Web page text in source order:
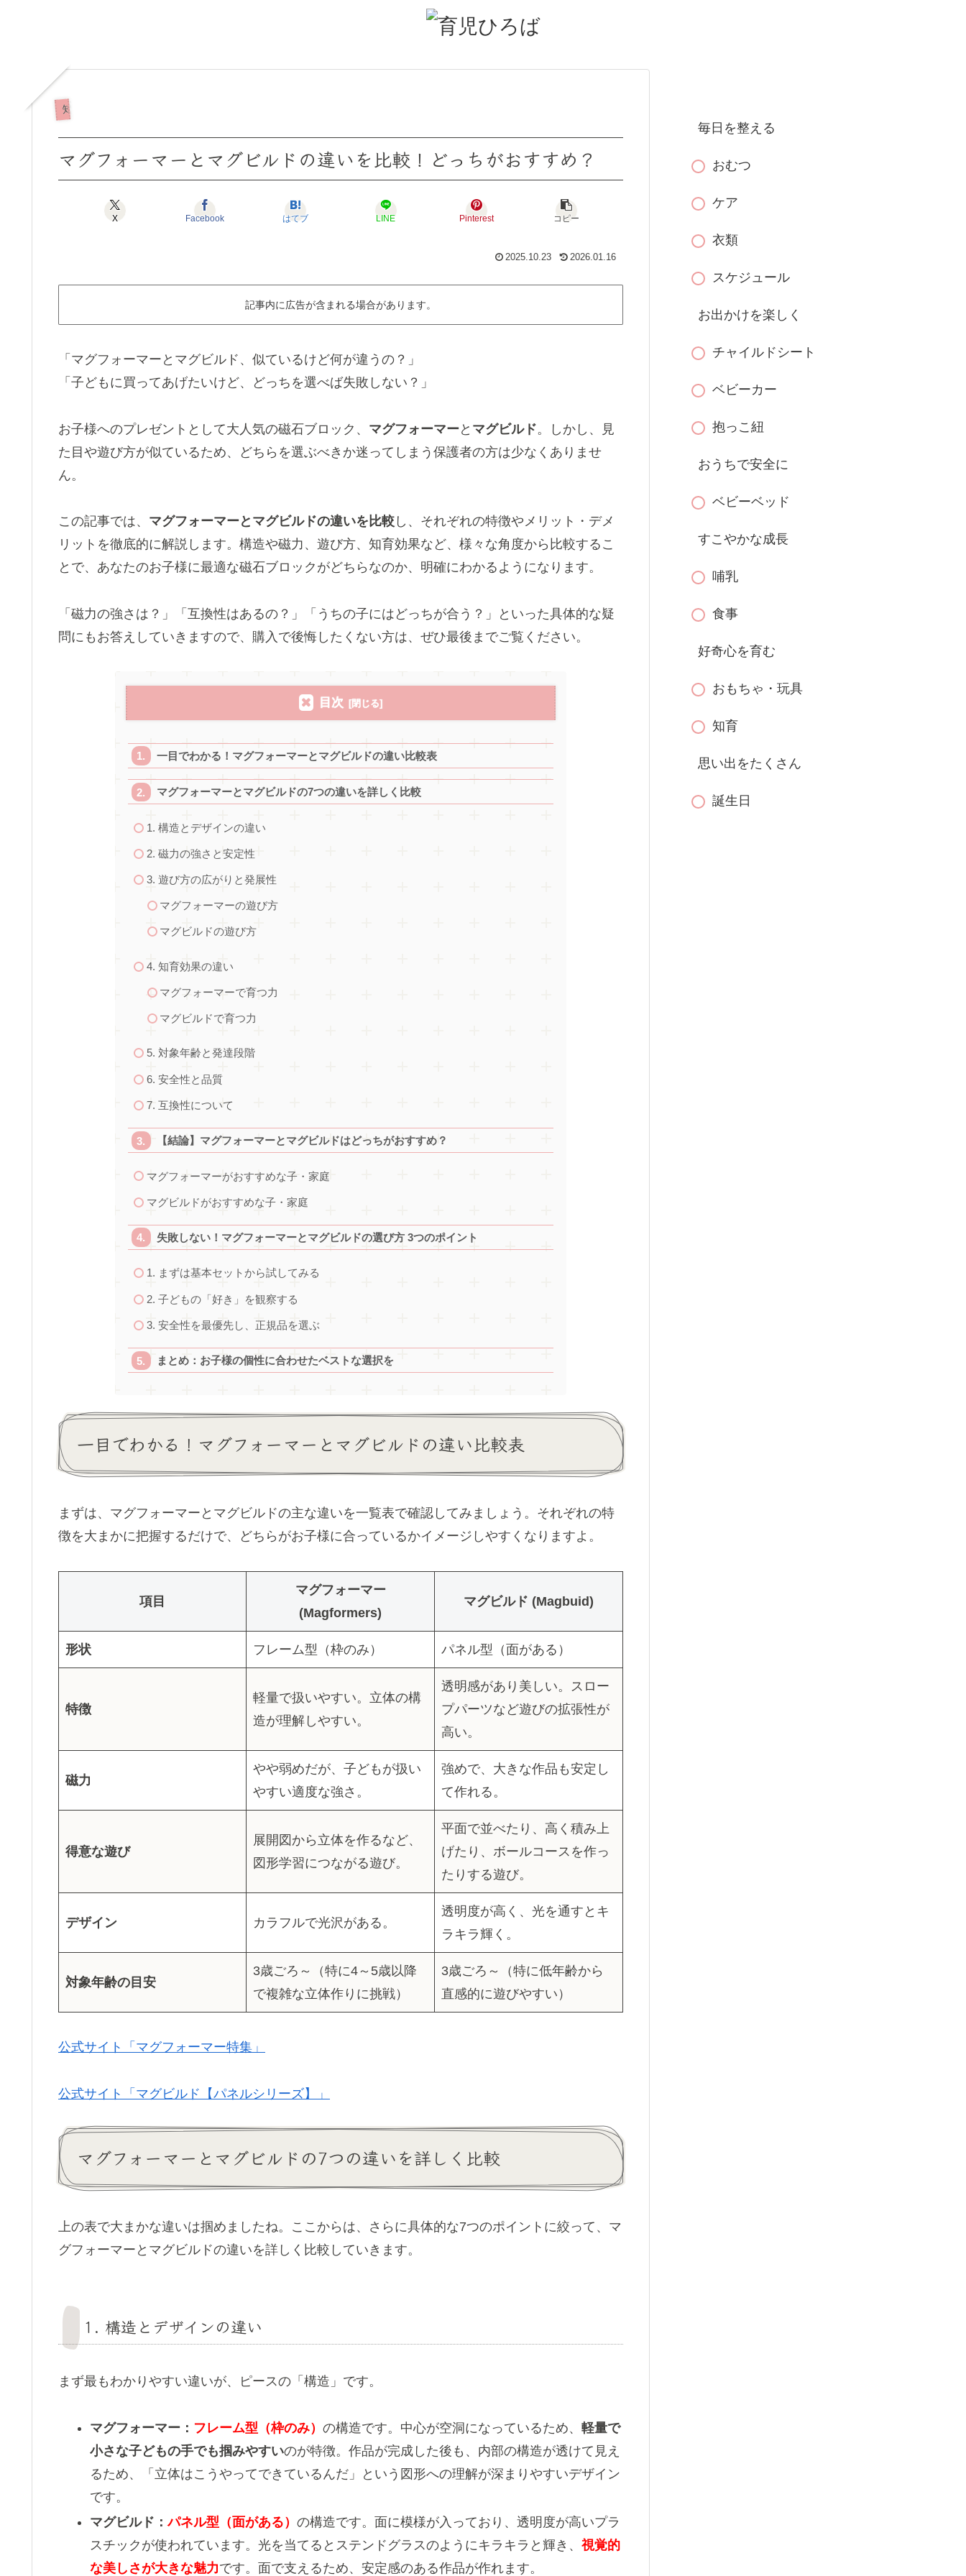
マグフォーマーとマグビルドの違いを比較！どっちがおすすめ？
知育
X Facebook はてブ LINE Pinterest コピー
2025.10.23 2026.01.16
記事内に広告が含まれる場合があります。
「マグフォーマーとマグビルド、似ているけど何が違うの？」
「子どもに買ってあげたいけど、どっちを選べば失敗しない？」
お子様へのプレゼントとして大人気の磁石ブロック、 マグフォーマーと マグビルド。しかし、見
た目や遊び方が似ているため、どちらを選ぶべきか迷ってしまう保護者の方は少なくありませ
ん。
この記事では、 マグフォーマーとマグビルドの違いを比較 し、それぞれの特徴やメリット・デメ
リットを徹底的に解説します。構造や磁力、遊び方、知育効果など、様々な角度から比較するこ
とで、あなたのお子様に最適な磁石ブロックがどちらなのか、明確にわかるようになります。
「磁力の強さは？」「互換性はあるの？」「うちの子にはどっちが合う？」といった具体的な疑
問にもお答えしていきますので、購入で後悔したくない方は、ぜひ最後までご覧ください。
目次
一目でわかる！マグフォーマーとマグビルドの違い比較表
マグフォーマーとマグビルドの7つの違いを詳しく比較
1. 構造とデザインの違い
2. 磁力の強さと安定性
3. 遊び方の広がりと発展性
マグフォーマーの遊び方
マグビルドの遊び方
4. 知育効果の違い
マグフォーマーで育つ力
マグビルドで育つ力
5. 対象年齢と発達段階
6. 安全性と品質
7. 互換性について
【結論】マグフォーマーとマグビルドはどっちがおすすめ？
マグフォーマーがおすすめな子・家庭
マグビルドがおすすめな子・家庭
失敗しない！マグフォーマーとマグビルドの選び方 3つのポイント
1. まずは基本セットから試してみる
2. 子どもの「好き」を観察する
3. 安全性を最優先し、正規品を選ぶ
まとめ：お子様の個性に合わせたベストな選択を
一目でわかる！マグフォーマーとマグビルドの違い比較表
まずは、マグフォーマーとマグビルドの主な違いを一覧表で確認してみましょう。それぞれの特
徴を大まかに把握するだけで、どちらがお子様に合っているかイメージしやすくなりますよ。
項目
マグフォーマー
(Magformers)
マグビルド (Magbuid)
形状 フレーム型（枠のみ） パネル型（面がある）
特徴
軽量で扱いやすい。立体の構
造が理解しやすい。
透明感があり美しい。スロー
プパーツなど遊びの拡張性が
高い。
磁力
やや弱めだが、子どもが扱い
やすい適度な強さ。
強めで、大きな作品も安定し
て作れる。
得意な遊び
展開図から立体を作るなど、
図形学習につながる遊び。
平面で並べたり、高く積み上
げたり、ボールコースを作っ
たりする遊び。
デザイン カラフルで光沢がある。
透明度が高く、光を通すとキ
ラキラ輝く。
対象年齢の目安
3歳ごろ～（特に4～5歳以降
で複雑な立体作りに挑戦）
3歳ごろ～（特に低年齢から
直感的に遊びやすい）
公式サイト「マグフォーマー特集」
公式サイト「マグビルド【パネルシリーズ】」
マグフォーマーとマグビルドの7つの違いを詳しく比較
上の表で大まかな違いは掴めましたね。ここからは、さらに具体的な7つのポイントに絞って、マ
グフォーマーとマグビルドの違いを詳しく比較していきます。
1. 構造とデザインの違い
まず最もわかりやすい違いが、ピースの「構造」です。
マグフォーマー： フレーム型（枠のみ） の構造です。中心が空洞になっているため、 軽量で
小さな子どもの手でも掴みやすいのが特徴。作品が完成した後も、内部の構造が透けて見え
るため、「立体はこうやってできているんだ」という図形への理解が深まりやすいデザイン
です。
マグビルド：パネル型（面がある） の構造です。面に模様が入っており、透明度が高いプラ
スチックが使われています。光を当てるとステンドグラスのようにキラキラと輝き、 視覚的
な美しさが大きな魅力です。面で支えるため、安定感のある作品が作れます。
毎日を整える
おむつ
ケア
衣類
スケジュール
お出かけを楽しく
チャイルドシート
ベビーカー
抱っこ紐
おうちで安全に
ベビーベッド
すこやかな成長
哺乳
食事
好奇心を育む
おもちゃ・玩具
知育
思い出をたくさん
誕生日